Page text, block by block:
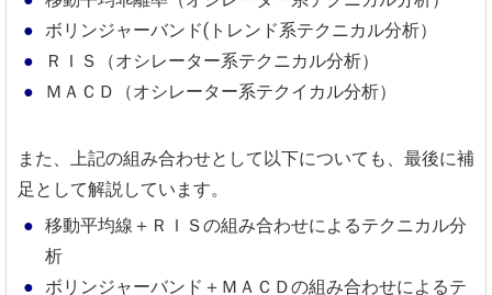
ボリンジャーバンド(トレンド系テクニカル分析）
ＲＩＳ（オシレーター系テクニカル分析）
ＭＡＣＤ（オシレーター系テクイカル分析）
また、上記の組み合わせとして以下についても、最後に補
足として解説しています。
移動平均線＋ＲＩＳの組み合わせによるテクニカル分
析
ボリンジャーバンド＋ＭＡＣＤの組み合わせによるテ